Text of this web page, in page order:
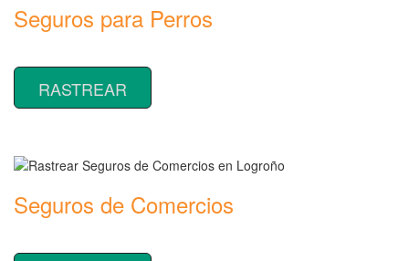
Seguros para Perros
RASTREAR
Seguros de Comercios